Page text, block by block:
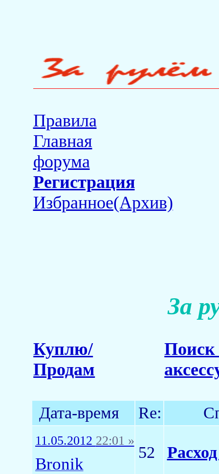
Правила
Главная
форума
Регистрация
Избранное(Архив)
За
Куплю/
Продам
Поиск
Дата-время Re:
11.05.2012 22:01 »
Bronik
52